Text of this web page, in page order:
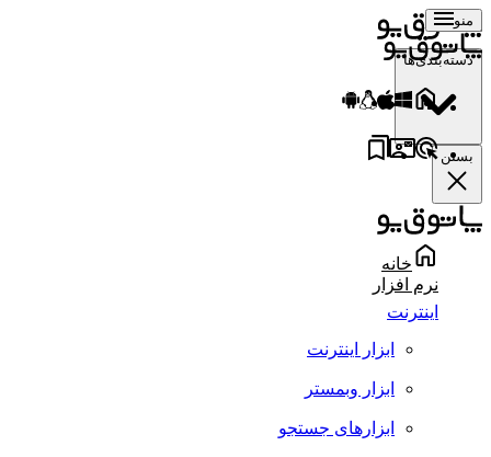
منو
دسته‌بندی‌ها
بستن
خانه
نرم افزار
اینترنت
ابزار اینترنت
ابزار وبمستر
ابزارهای جستجو